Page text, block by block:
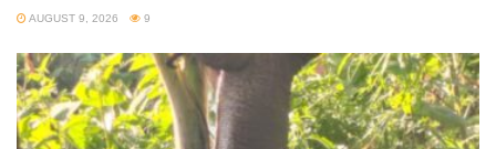
AUGUST 9, 2026 9